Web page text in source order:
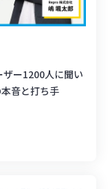
ザー1200人に聞い
音と打ち手